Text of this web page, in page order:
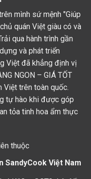
mình sứ mệnh "Giúp
quán Việt giàu có và
qua hành trình gần
và phát triển
Việt đã khẳng định vị
NGON – GIÁ TỐT
Việt trên toàn quốc.
tự hào khi được góp
tỏa tinh hoa ẩm thực
thuộc
SandyCook Việt Nam